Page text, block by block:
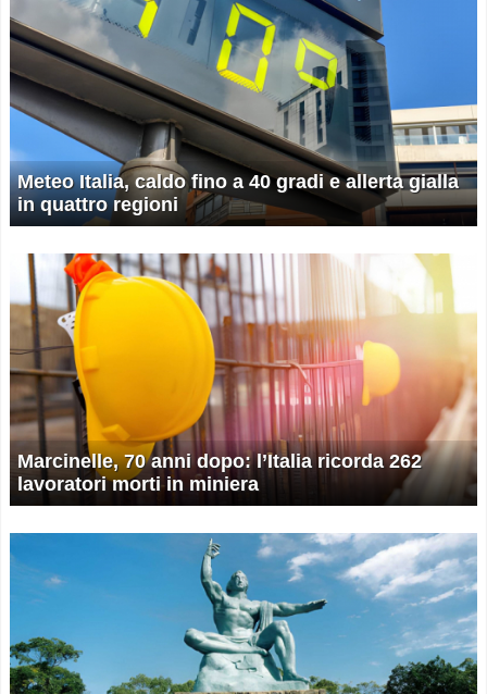
Meteo Italia, caldo fino a 40 gradi e allerta gialla
in quattro regioni
Marcinelle, 70 anni dopo: l’Italia ricorda 262
lavoratori morti in miniera